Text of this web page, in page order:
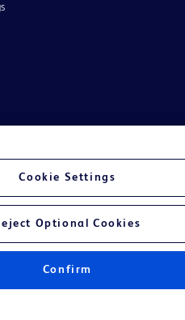
Cookie Settings
Optional Cookies
Confirm